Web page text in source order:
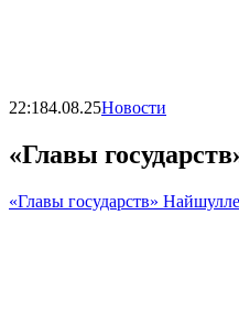
22:184.08.25Новости
«Главы
«Главы государств»